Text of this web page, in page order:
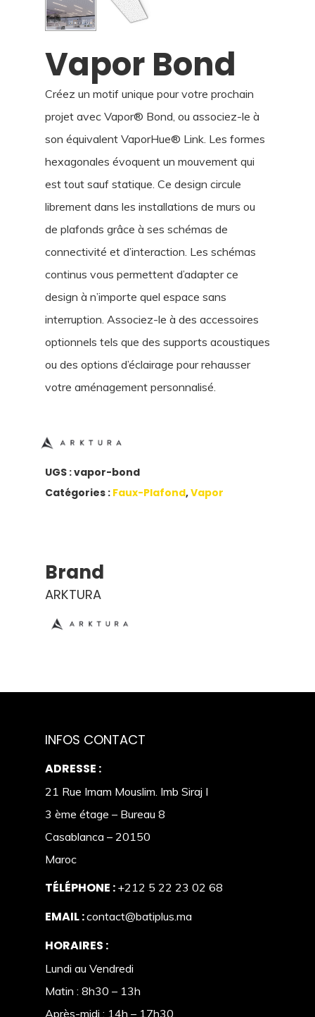
Vapor Bond
Créez un motif unique pour votre prochain
projet avec Vapor® Bond, ou associez-le à
son équivalent VaporHue® Link. Les formes
hexagonales évoquent un mouvement qui
est tout sauf statique. Ce design circule
librement dans les installations de murs ou
de plafonds grâce à ses schémas de
connectivité et d’interaction. Les schémas
continus vous permettent d’adapter ce
design à n’importe quel espace sans
interruption. Associez-le à des accessoires
optionnels tels que des supports acoustiques
ou des options d’éclairage pour rehausser
votre aménagement personnalisé.
UGS :vapor-bond
Catégories : Faux-Plafond,Vapor
Brand
ARKTURA
INFOS CONTACT
ADRESSE :
21 Rue Imam Mouslim. Imb Siraj I
3 ème étage – Bureau 8
Casablanca – 20150
Maroc
TÉLÉPHONE : +212 5 22 23 02 68
EMAIL :contact@batiplus.ma
HORAIRES :
Lundi au Vendredi
Matin : 8h30 – 13h
Après-midi : 14h – 17h30